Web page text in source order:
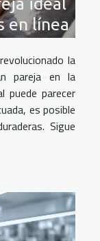
en línea
la
pareja en la
puede parecer
es posible
Sigue